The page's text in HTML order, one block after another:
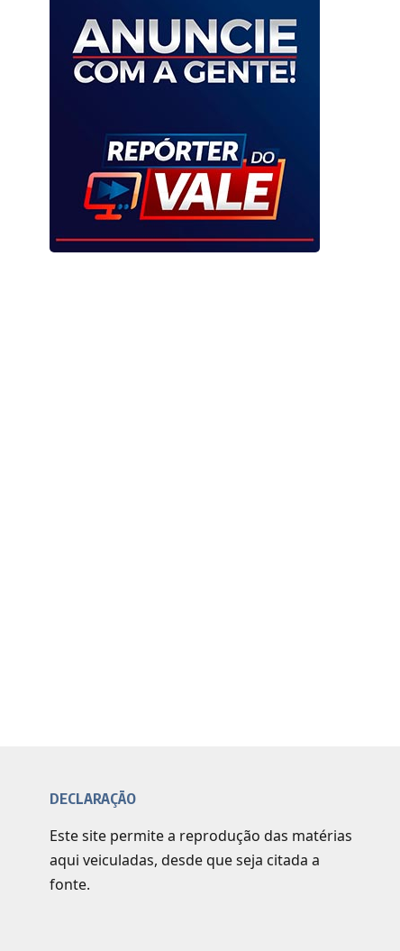
DECLARAÇÃO
Este site permite a reprodução das matérias
aqui veiculadas, desde que seja citada a
fonte.